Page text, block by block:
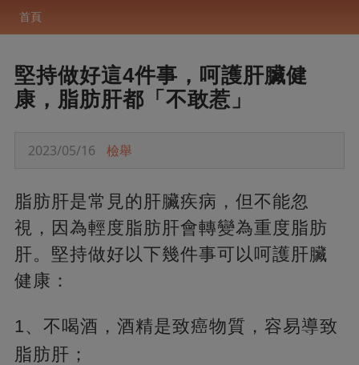
首頁
堅持做好這4件事，呵護肝臟健
康，脂肪肝都「不敢惹」
2023/05/16 檢舉
脂肪肝是常見的肝臟疾病，但不能忽
視，因為輕度脂肪肝會轉變為重度脂肪
肝。堅持做好以下幾件事可以呵護肝臟
健康：
1、不喝酒，酒精是致癌物質，容易導致
脂肪肝；